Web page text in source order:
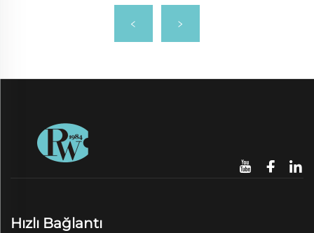
Hızlı Bağlantı